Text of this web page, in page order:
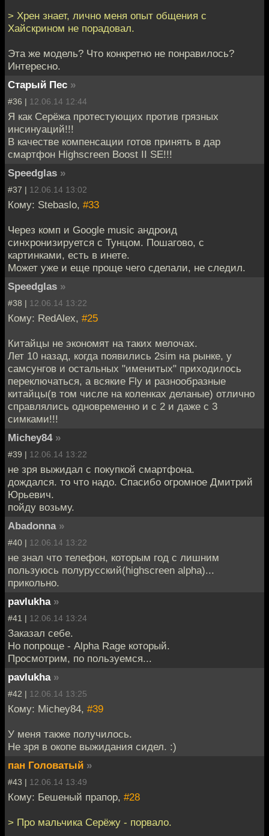
> Хрен знает, лично меня опыт общения с
Хайскрином не порадовал.
Эта же модель? Что конкретно не понравилось?
Интересно.
Старый Пес »
#36 | 12.06.14 12:44
Я как Серёжа протестующих против грязных
инсинуаций!!!
В качестве компенсации готов принять в дар
смартфон Highscreen Boost II SE!!!
Speedglas »
#37 | 12.06.14 13:02
Кому: Stebaslo, #33
Через комп и Google music андроид
синхронизируется с Тунцом. Пошагово, с
картинками, есть в инете.
Может уже и еще проще чего сделали, не следил.
Speedglas »
#38 | 12.06.14 13:22
Кому: RedAlex, #25
Китайцы не экономят на таких мелочах.
Лет 10 назад, когда появились 2sim на рынке, у
самсунгов и остальных "именитых" приходилось
переключаться, а всякие Fly и разнообразные
китайцы(в том числе на коленках деланые) отлично
справлялись одновременно и с 2 и даже с 3
симками!!!
Michey84 »
#39 | 12.06.14 13:22
не зря выжидал с покупкой смартфона.
дождался. то что надо. Спасибо огромное Дмитрий
Юрьевич.
пойду возьму.
Abadonna »
#40 | 12.06.14 13:22
не знал что телефон, которым год с лишним
пользуюсь полурусский(highscreen alpha)...
прикольно.
pavlukha »
#41 | 12.06.14 13:24
Заказал себе.
Но попроще - Alpha Rage который.
Просмотрим, по пользуемся...
pavlukha »
#42 | 12.06.14 13:25
Кому: Michey84, #39
У меня также получилось.
Не зря в окопе выжидания сидел. :)
пан Головатый »
#43 | 12.06.14 13:49
Кому: Бешеный прапор, #28
> Про мальчика Серёжу - порвало.